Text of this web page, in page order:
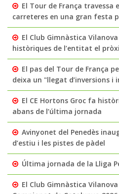
El Tour de França travessa
carreteres en una gran festa
El Club Gimnàstica
històriques de l’entitat el
El pas del Tour de França
deixa un "llegat d’inversions i
El CE Hortons Groc fa
abans de l’última jornada
Avinyonet del Penedès
d’estiu i les pistes de pàdel
Última jornada de la Lliga
El Club Gimnàstica